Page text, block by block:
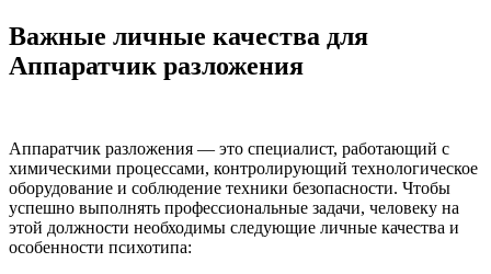
Важные личные качества для
Аппаратчик разложения
Аппаратчик разложения — это специалист, работающий с
химическими процессами, контролирующий технологическое
оборудование и соблюдение техники безопасности. Чтобы
успешно выполнять профессиональные задачи, человеку на
этой должности необходимы следующие личные качества и
особенности психотипа: